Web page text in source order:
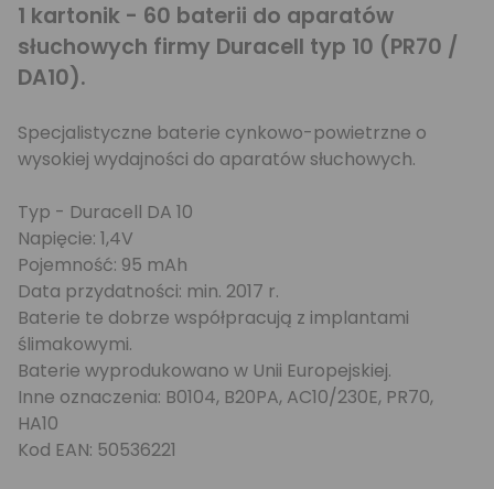
1 kartonik - 60 baterii do aparatów
słuchowych firmy Duracell typ 10 (PR70 /
DA10).
Specjalistyczne baterie cynkowo-powietrzne o
wysokiej wydajności do aparatów słuchowych.
Typ - Duracell DA 10
Napięcie: 1,4V
Pojemność: 95 mAh
Data przydatności: min. 2017 r.
Baterie te dobrze współpracują z implantami
ślimakowymi.
Baterie wyprodukowano w Unii Europejskiej.
Inne oznaczenia: B0104, B20PA, AC10/230E, PR70,
HA10
Kod EAN: 50536221